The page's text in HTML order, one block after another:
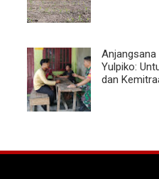
Yulpiko:
dan